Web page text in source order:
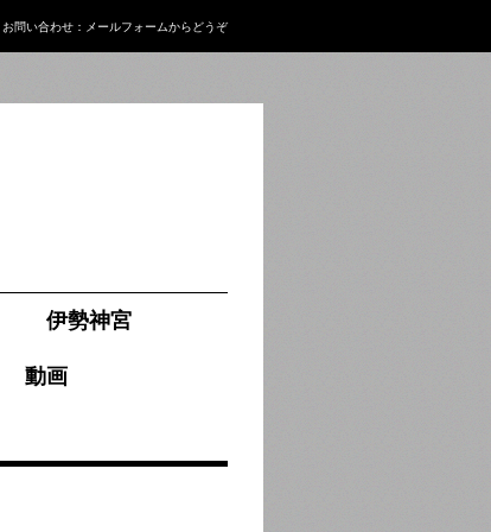
お問い合わせ： メールフォームからどうぞ
伊勢神宮
動画